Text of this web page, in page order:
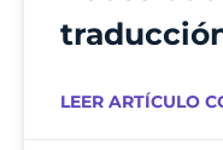
LEER ARTÍCULO